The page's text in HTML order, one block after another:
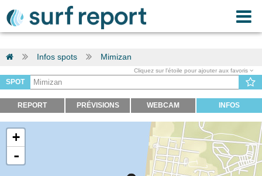
Infos spots Mimizan
Cliquez sur l'étoile pour ajouter aux favoris
SPOT
REPORT PRÉVISIONS WEBCAM INFOS
+
-